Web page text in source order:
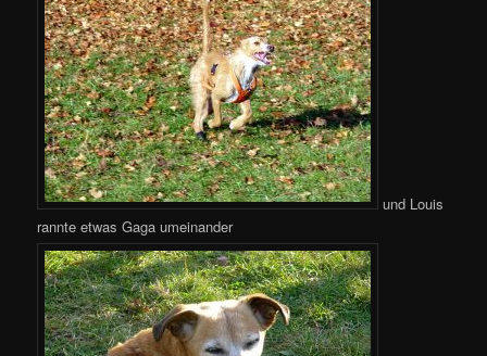
und Louis
rannte etwas Gaga umeinander